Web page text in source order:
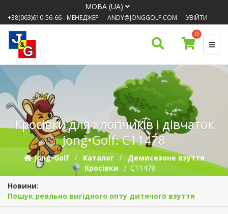
МОВА (UA)
+38(063)610-56-66- МЕНЕДЖЕР ANDY@JONGGOLF.COM
УВІЙТИ
0
Кросівки для хлопчиків і дівчаток
Jong•Golf: C11478
Jong•Golf Каталог
Демисезонe взуття
Кросівки
C11478
Новини:
Пошук реально вигідного опту дитячого взуття